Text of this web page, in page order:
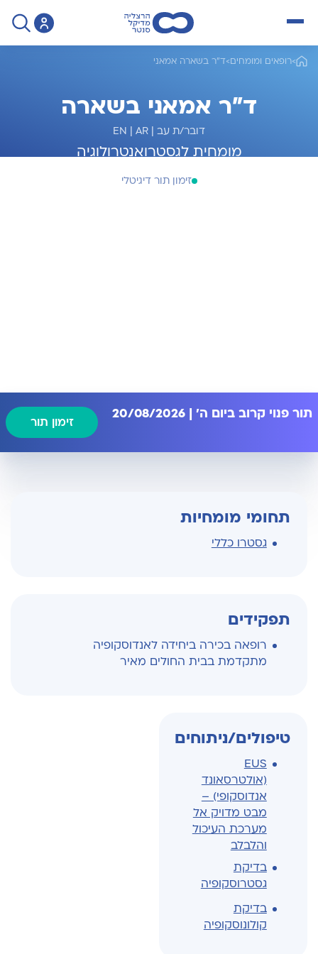
>רופאים ומומחים>ד"ר בשארה אמאני
ד"ר אמאני בשארה
דובר/ת עב |
EN | AR
מומחית לגסטרואנטרולוגיה
זימון תור דיגיטלי
תור פנוי קרוב ביום ה' | 20/08/2026
זימון תור
תחומי מומחיות
גסטרו כללי
תפקידים
רופאה בכירה ביחידה לאנדוסקופיה
מתקדמת בבית החולים מאיר
טיפולים/ניתוחים
EUS
(אולטרסאונד
אנדוסקופי) –
מבט מדויק אל
מערכת העיכול
והלבלב
בדיקת
גסטרוסקופיה
בדיקת
קולונוסקופיה